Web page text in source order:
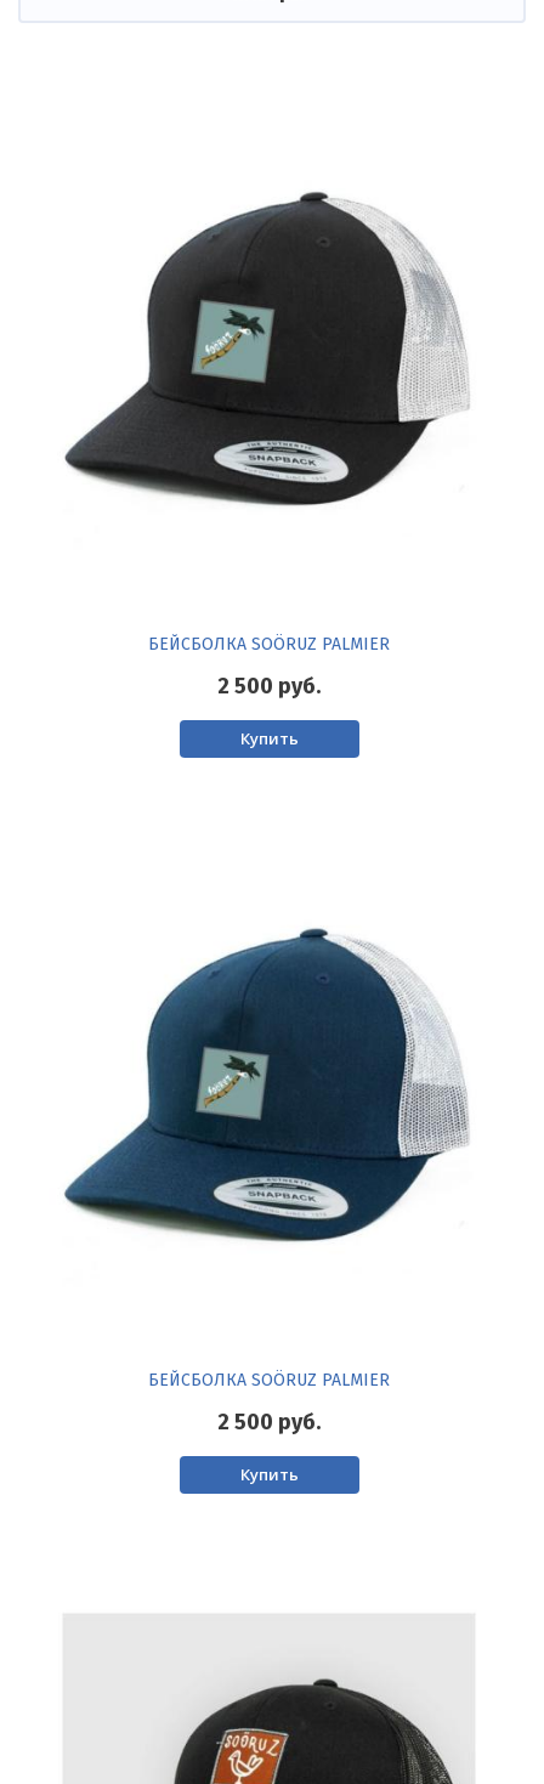
БЕЙСБОЛКА SOÖRUZ PALMIER
2 500 руб.
Купить
БЕЙСБОЛКА SOÖRUZ PALMIER
2 500 руб.
Купить